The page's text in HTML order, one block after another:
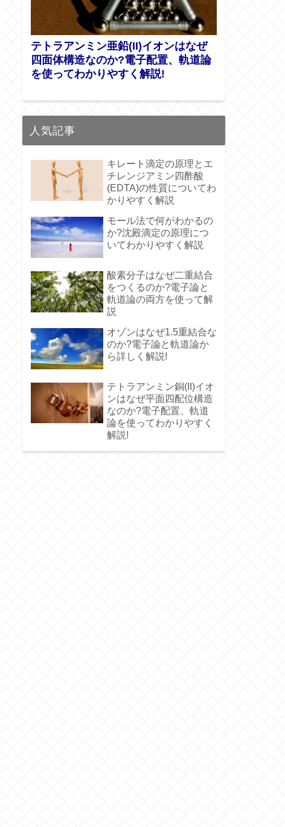
テトラアンミン亜鉛(II)イオンはなぜ
四面体構造なのか?電子配置、軌道論
を使ってわかりやすく解説!
人気記事
キレート滴定の原理とエ
チレンジアミン四酢酸
(EDTA)の性質についてわ
かりやすく解説
モール法で何がわかるの
か?沈殿滴定の原理につ
いてわかりやすく解説
酸素分子はなぜ二重結合
をつくるのか?電子論と
軌道論の両方を使って解
説
オゾンはなぜ1.5重結合な
のか?電子論と軌道論か
ら詳しく解説!
テトラアンミン銅(II)イオ
ンはなぜ平面四配位構造
なのか?電子配置、軌道
論を使ってわかりやすく
解説!